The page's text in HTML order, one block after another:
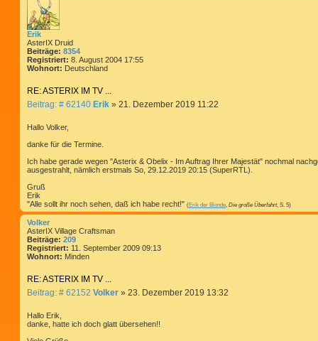
Erik
AsterIX Druid
Beiträge: 8354
Registriert: 8. August 2004 17:55
Wohnort: Deutschland
RE: ASTERIX IM TV ...
Beitrag: # 62140B
r
g
Erik » 21. Dezember 2019 11:22
Hallo Volker,
danke für die Termine.
Ich habe gerade wegen "Asterix & Obelix - Im Auftrag Ihrer Majestät" nochmal
ausgestrahlt, nämlich erstmals So, 29.12.2019 20:15 (SuperRTL).
Gruß
Erik
"Alle sollt ihr noch sehen, daß ich habe recht!" (Erik der Blonde, Die große Überfahrt, S. 5)
Volker
AsterIX Village Craftsman
Beiträge: 209
Registriert: 11. September 2009 09:13
Wohnort: Minden
RE: ASTERIX IM TV ...
Beitrag: # 62152 B
t
Volker » 23. Dezember 2019 13:32
Hallo Erik,
danke, hatte ich doch glatt übersehen!!